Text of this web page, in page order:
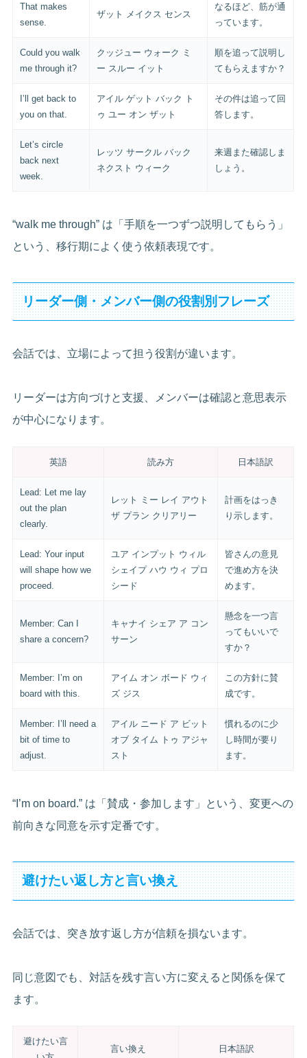
That makes
sense.
ザット メイクス センス
なるほど、筋が通
っています。
Could you walk
me through it?
クッジュー ウォーク ミ
ー スルー イット
順を追って説明し
てもらえますか？
I’ll get back to
you on that.
アイル ゲット バック ト
ゥ ユー オン ザット
その件は追って回
答します。
Let’s circle
back next
week.
レッツ サークル バック
ネクスト ウィーク
来週また確認しま
しょう。
“walk me through” は「手順を一つずつ説明してもらう」
という、移行期によく使う依頼表現です。
リーダー側・メンバー側の役割別フレーズ
会話では、立場によって担う役割が違います。
リーダーは方向づけと支援、メンバーは確認と意思表示
が中心になります。
英語 読み方 日本語訳
Lead: Let me lay
out the plan
clearly.
レット ミー レイ アウト
ザ プラン クリアリー
計画をはっき
り示します。
Lead: Your input
will shape how we
proceed.
ユア インプット ウィル
シェイプ ハウ ウィ プロ
シード
皆さんの意見
で進め方を決
めます。
Member: Can I
share a concern?
キャナイ シェア ア コン
サーン
懸念を一つ言
ってもいいで
すか？
Member: I’m on
board with this.
アイム オン ボード ウィ
ズ ジス
この方針に賛
成です。
Member: I’ll need a
bit of time to
adjust.
アイル ニード ア ビット
オブ タイム トゥ アジャ
スト
慣れるのに少
し時間が要り
ます。
“I’m on board.” は「賛成・参加します」という、変更への
前向きな同意を示す定番です。
避けたい返し方と言い換え
会話では、突き放す返し方が信頼を損ないます。
同じ意図でも、対話を残す言い方に変えると関係を保て
ます。
避けたい言
言い換え 日本語訳